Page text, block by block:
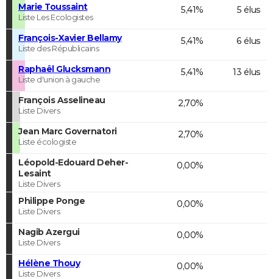
Marie Toussaint
Liste Les Ecologistes
5,41% 5 élus
François-Xavier Bellamy
Liste des Républicains
5,41% 6 élus
Raphaël Glucksmann
Liste d'union à gauche
5,41% 13 élus
François Asselineau
Liste Divers
2,70%
Jean Marc Governatori
Liste écologiste
2,70%
Léopold-Edouard Deher-
Lesaint
Liste Divers
0,00%
Philippe Ponge
Liste Divers
0,00%
Nagib Azergui
Liste Divers
0,00%
Hélène Thouy
Liste Divers
0,00%